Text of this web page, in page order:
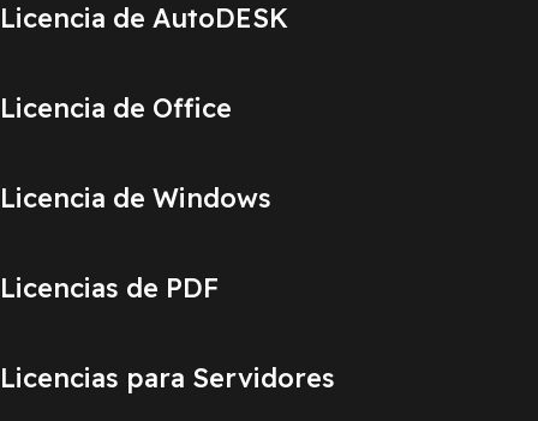
Licencia de AutoDESK
Licencia de Office
Licencia de Windows
Licencias de PDF
Licencias para Servidores